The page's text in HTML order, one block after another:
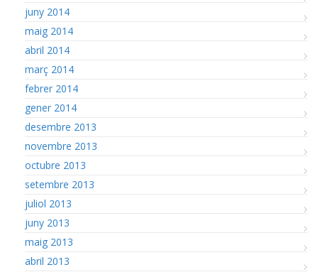
juny 2014
maig 2014
abril 2014
març 2014
febrer 2014
gener 2014
desembre 2013
novembre 2013
octubre 2013
setembre 2013
juliol 2013
juny 2013
maig 2013
abril 2013